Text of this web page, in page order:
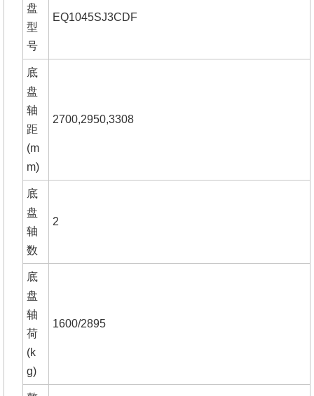
盘
型
号
EQ1045SJ3CDF
底
盘
轴
距
(m
m)
2700,2950,3308
底
盘
轴
数
2
底
盘
轴
荷
(k
g)
1600/2895